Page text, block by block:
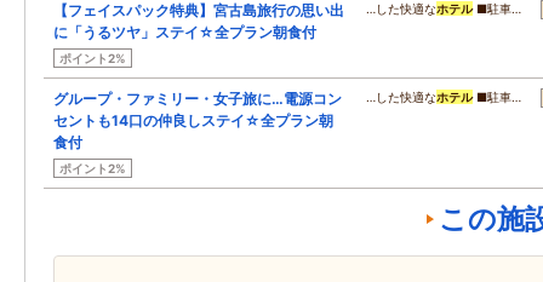
【フェイスパック特典】宮古島旅行の思い出
に「うるツヤ」ステイ☆全プラン朝食付
ポイント2%
…した快適なホテル■駐車…
グループ・ファミリー・女子旅に…電源コン
セントも14口の仲良しステイ☆全プラン朝
食付
ポイント2%
…した快適なホテル■駐車…
この施